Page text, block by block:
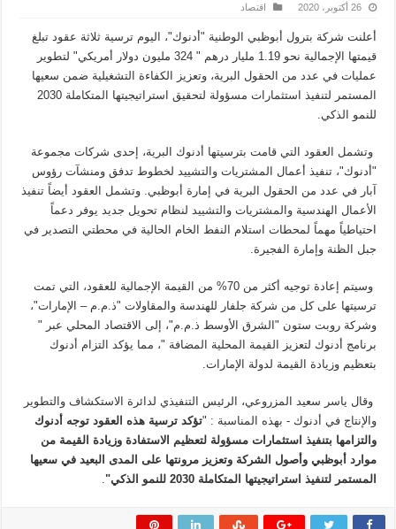
26 أكتوبر، 2020 اقتصاد
أعلنت شركة بترول أبوظبي الوطنية "أدنوك"، اليوم ترسية ثلاثة عقود تبلغ
قيمتها الإجمالية نحو 1.19 مليار درهم " 324 مليون دولار أمريكي" لتطوير
عمليات في عدد من الحقول البرية، وتعزيز الكفاءة التشغيلية ضمن سعيها
المستمر لتنفيذ استثمارات مسؤولة لتحقيق استراتيجيتها المتكاملة 2030
للنمو الذكي.
وتشمل العقود التي قامت بترسيتها أدنوك البرية، إحدى شركات مجموعة
"أدنوك"، تنفيذ أعمال المشتريات والتشييد لخطوط تدفق ومنشآت رؤوس
آبار في عدد من الحقول البرية في إمارة أبوظبي. وتشمل العقود أيضاً تنفيذ
الأعمال الهندسية والمشتريات والتشييد لنظام تحويل جديد يوفر دعماً
احتياطياً مهماً لمحطات استلام النفط الخام الحالية في محطتي التصدير في
جبل الظنة وإمارة الفجيرة.
وسيتم إعادة توجيه أكثر من 70% من القيمة الإجمالية للعقود، التي تمت
ترسيتها على كل من شركة جلفار للهندسة والمقاولات "ذ.م.م – الإمارات"،
وشركة روبت ستون "الشرق الأوسط ذ.م.م"، إلى الاقتصاد المحلي عبر "
برنامج أدنوك لتعزيز القيمة المحلية المضافة "، مما يؤكد التزام أدنوك
بتعظيم وزيادة القيمة لدولة الإمارات.
وقال ياسر سعيد المزروعي، الرئيس التنفيذي لدائرة الاستكشاف والتطوير
والإنتاج في أدنوك - بهذه المناسبة : "تؤكد ترسية هذه العقود توجه أدنوك
والتزامها بتنفيذ استثمارات مسؤولة لتعظيم الاستفادة وزيادة القيمة من
موارد أبوظبي وأصول الشركة وتعزيز مرونتها على المدى البعيد في سعيها
المستمر لتنفيذ استراتيجيتها المتكاملة 2030 للنمو الذكي"